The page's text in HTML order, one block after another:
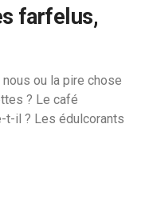
farfelus,
ou la pire chose
? Le café
t-il ? Les édulcorants